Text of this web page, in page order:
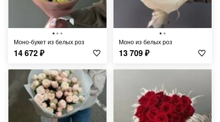
Моно-букет из белых роз
14 672₽
Моно из белых роз
13 709₽